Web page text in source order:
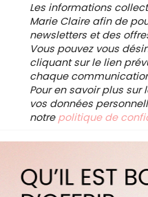
Les informations
Marie Claire afin de
newsletters et des
Vous pouvez vous
cliquant sur le lien
chaque
Pour en savoir plus
vos données
notre politique de